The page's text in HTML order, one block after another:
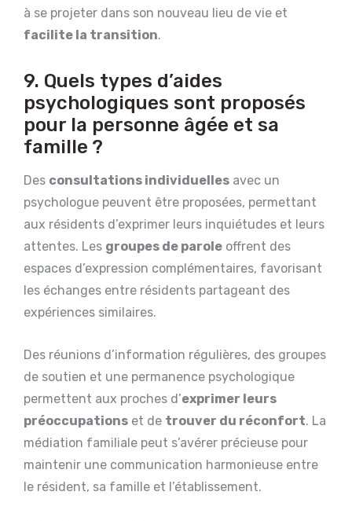
à se projeter dans son nouveau lieu de vie et
facilite la transition.
9. Quels types d’aides
psychologiques sont proposés
pour la personne âgée et sa
famille ?
Des consultations individuelles avec un
psychologue peuvent être proposées, permettant
aux résidents d’exprimer leurs inquiétudes et leurs
attentes. Les groupes de parole offrent des
espaces d’expression complémentaires, favorisant
les échanges entre résidents partageant des
expériences similaires.
Des réunions d’information régulières, des groupes
de soutien et une permanence psychologique
permettent aux proches d’exprimer leurs
préoccupations et de trouver du réconfort. La
médiation familiale peut s’avérer précieuse pour
maintenir une communication harmonieuse entre
le résident, sa famille et l’établissement.